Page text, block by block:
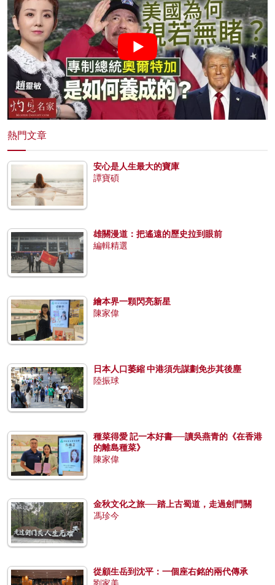
熱門文章
安心是人生最大的寶庫
譚寶碩
雄關漫道：把遙遠的歷史拉到眼前
編輯精選
繪本界一顆閃亮新星
陳家偉
日本人口萎縮 中港須先謀劃免步其後塵
陸振球
種菜得愛 記一本好書──讀吳燕青的《在香港
的離島種菜》
陳家偉
金秋文化之旅──踏上古蜀道，走過劍門關
馮珍今
從顧生岳到沈平：一個座右銘的兩代傳承